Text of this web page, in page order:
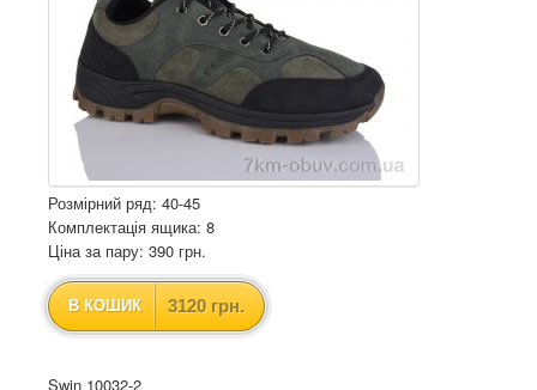
Розмірний ряд: 40-45
Комплектація ящика: 8
Ціна за пару: 390 грн.
В КОШИК 3120 грн.
Swin 10032-2